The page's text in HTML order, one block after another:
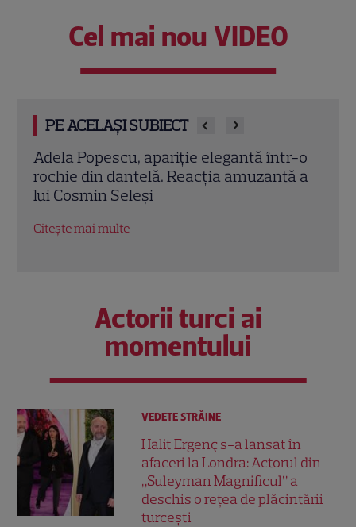
Cel mai nou VIDEO
PE ACELAȘI SUBIECT
Adela Popescu, apariție elegantă într-o
rochie din dantelă. Reacția amuzantă a
lui Cosmin Seleși
Citește mai multe
Actorii turci ai
momentului
VEDETE STRĂINE
Halit Ergenç s-a lansat în
afaceri la Londra: Actorul din
„Suleyman Magnificul” a
deschis o rețea de plăcintării
turcești